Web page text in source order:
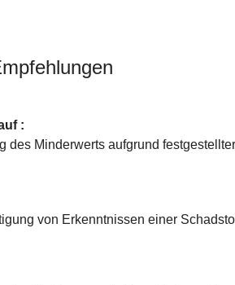
:
des Minderwerts aufgrund
von Erkenntnissen einer